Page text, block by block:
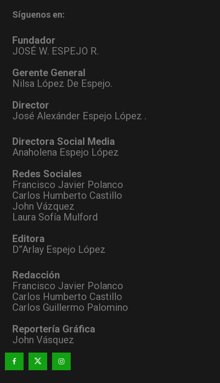
Síguenos en:
Fundador
JOSÉ W. ESPEJO R.
Gerente General
Nilsa López De Espejo.
Director
José Alexánder Espejo López .
Directora Social Media
Anaholena Espejo López
Redes Sociales
Francisco Javier Polanco
Carlos Humberto Castillo
John Vázquez
Laura Sofía Mulford
Editora
D”Arlay Espejo López
Redacción
Francisco Javier Polanco
Carlos Humberto Castillo
Carlos Guillermo Palomino
Reportería Gráfica
John Vásquez